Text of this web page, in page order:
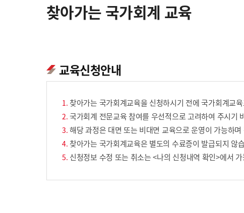
찾아가는 국가회계 교육
교육신청안내
찾아가는 국가회계교육을 신청하시기 전에 국가회계교
국가회계 전문교육 참여를 우선적으로 고려하여 주시기
해당 과정은 대면 또는 비대면 교육으로 운영이 가능하
찾아가는 국가회계교육은 별도의 수료증이 발급되지 않
신청정보 수정 또는 취소는 <나의 신청내역 확인>에서